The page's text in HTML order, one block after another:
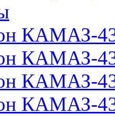
КАМАЗ-
КАМАЗ-
КАМАЗ-
КАМАЗ-